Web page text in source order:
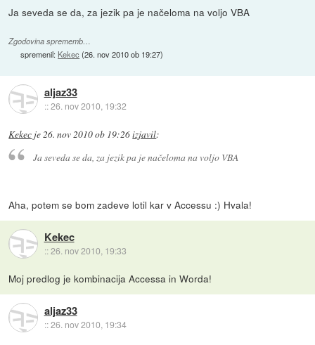
Ja seveda se da, za jezik pa je načeloma na voljo VBA
Zgodovina sprememb…
spremenil: Kekec (26. nov 2010 ob 19:27)
aljaz33
::26. nov 2010, 19:32
Kekec je26. nov 2010 ob 19:26izjavil:
Ja seveda se da, za jezik pa je načeloma na voljo VBA
Aha, potem se bom zadeve lotil kar v Accessu :) Hvala!
Kekec
::26. nov 2010, 19:33
Moj predlog je kombinacija Accessa in Worda!
aljaz33
::26. nov 2010, 19:34